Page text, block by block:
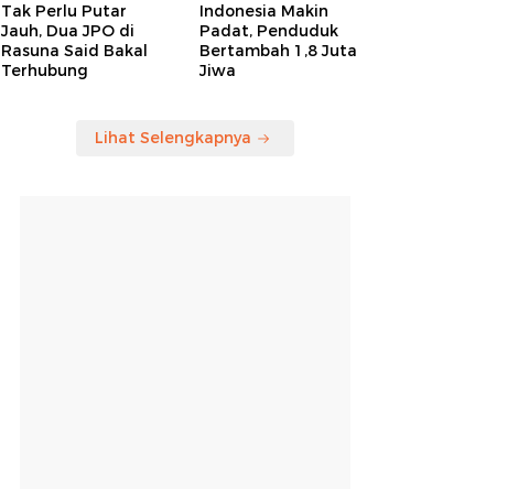
Tak Perlu Putar
Jauh, Dua JPO di
Rasuna Said Bakal
Terhubung
Indonesia Makin
Padat, Penduduk
Bertambah 1,8 Juta
Jiwa
Lihat Selengkapnya